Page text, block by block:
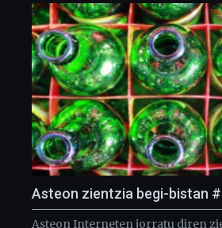
Asteon zientzia begi-bistan
Asteon Interneten jorratu diren